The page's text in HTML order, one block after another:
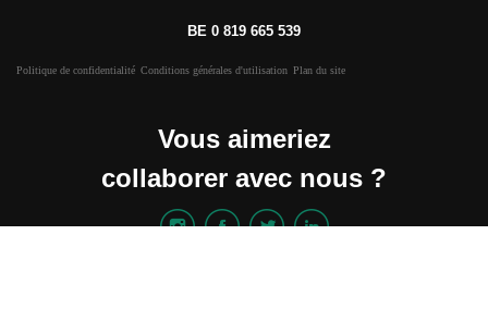
BE 0 819 665 539
Politique de confidentialité Conditions générales d'utilisation Plan du site
Vous aimeriez
collaborer avec nous ?